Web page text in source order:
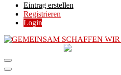
Eintrag erstellen
Registrieren
Login